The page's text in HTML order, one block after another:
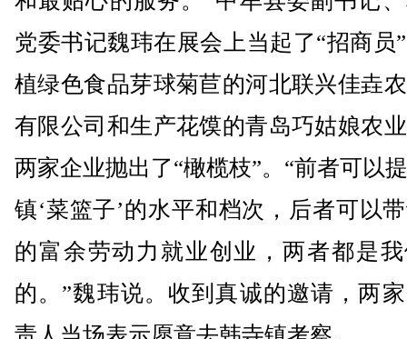
党委书记魏玮在展会上当起了“招商员
植绿色食品芽球菊苣的河北联兴佳垚
有限公司和生产花馍的青岛巧姑娘农
两家企业抛出了“橄榄枝”。“前者可以
镇‘菜篮子’的水平和档次，后者可以
的富余劳动力就业创业，两者都是
的。”魏玮说。收到真诚的邀请，两